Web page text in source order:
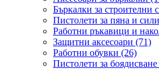
Бъркалки за строителни
Пистолети за пяна и
Работни ръкавици и
Защитни аксесоари (71)
Работни обувки (26)
Пистолети за боядисване